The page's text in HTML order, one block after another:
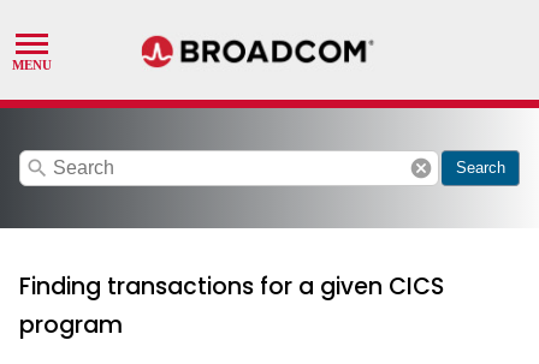
search cancel Search
Finding transactions for a given CICS
program